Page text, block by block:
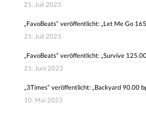
25. Juli 2023
„FavoBeats“ veröffentlicht: „Let Me Go
25. Juli 2023
„FavoBeats“ veröffentlicht: „Survive
25. Juni 2023
„3Times“ veröffentlicht: „Backyard 90.00
10. Mai 2023